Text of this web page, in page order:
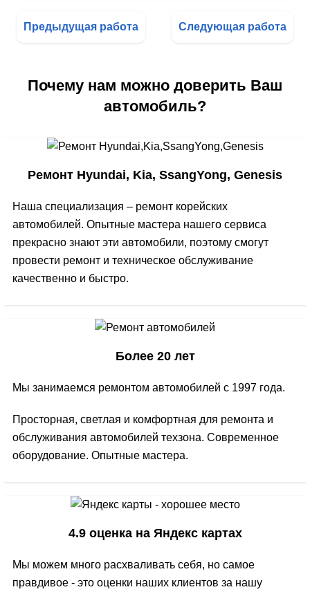
Предыдущая работа Следующая работа
Почему нам можно доверить Ваш
автомобиль?
Ремонт Hyundai, Kia, SsangYong, Genesis
Наша специализация – ремонт корейских
автомобилей. Опытные мастера нашего сервиса
прекрасно знают эти автомобили, поэтому смогут
провести ремонт и техническое обслуживание
качественно и быстро.
Более 20 лет
Мы занимаемся ремонтом автомобилей с 1997 года.
Просторная, светлая и комфортная для ремонта и
обслуживания автомобилей техзона. Современное
оборудование. Опытные мастера.
4.9 оценка на Яндекс картах
Мы можем много расхваливать себя, но самое
правдивое - это оценки наших клиентов за нашу